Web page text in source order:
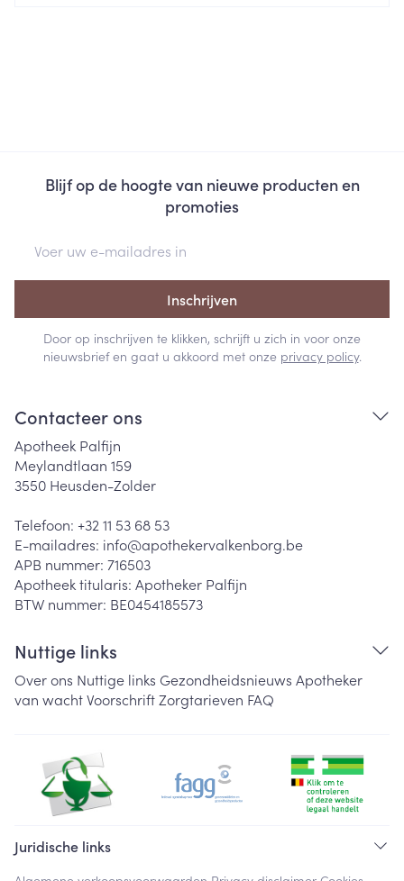
Blijf op de hoogte van nieuwe producten en
promoties
Inschrijven
Door op inschrijven te klikken, schrijft u zich in voor onze
nieuwsbrief en gaat u akkoord met onze privacy policy.
Contacteer ons
Apotheek Palfijn
Meylandtlaan 159
3550 Heusden-Zolder
Telefoon: +32 11 53 68 53
E-mailadres: info@apothekervalkenborg.be
APB nummer: 716503
Apotheek titularis: Apotheker Palfijn
BTW nummer: BE0454185573
Nuttige links
Over ons Nuttige links Gezondheidsnieuws Apotheker
van wachtVoorschriftZorgtarieven FAQ
Juridische links